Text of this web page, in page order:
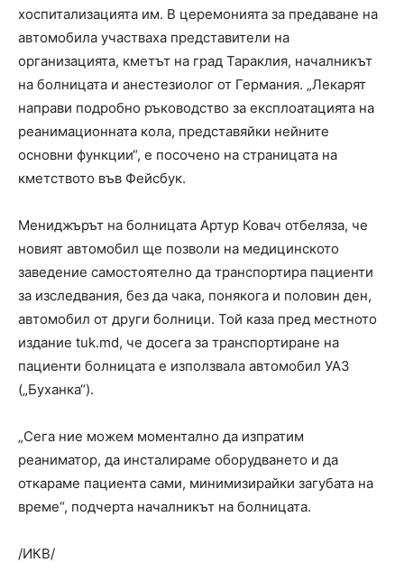
хоспитализацията им. В церемонията за предаване на
автомобила участваха представители на
организацията, кметът на град Тараклия, началникът
на болницата и анестезиолог от Германия. „Лекарят
направи подробно ръководство за експлоатацията на
реанимационната кола, представяйки нейните
основни функции“, е посочено на страницата на
кметството във Фейсбук.
Мениджърът на болницата Артур Ковач отбеляза, че
новият автомобил ще позволи на медицинското
заведение самостоятелно да транспортира пациенти
за изследвания, без да чака, понякога и половин ден,
автомобил от други болници. Той каза пред местното
издание tuk.md, че досега за транспортиране на
пациенти болницата е използвала автомобил УАЗ
(„Буханка“).
„Сега ние можем моментално да изпратим
реаниматор, да инсталираме оборудването и да
откараме пациента сами, минимизирайки загубата на
време“, подчерта началникът на болницата.
/ИКВ/